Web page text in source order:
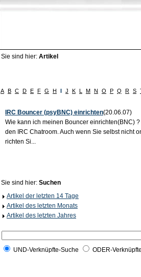
Sie sind hier: Artikel
A B C D E F G H I J K L M N O P Q R S
IRC Bouncer (psyBNC) einrichten(20.06.07)
Wie kann ich meinen Bouncer einrichten(BNC)
den IRC Chatroom. Auch wenn Sie selbst nicht
richten Si...
Sie sind hier: Suchen
Artikel der letzten 14 Tage
Artikel des letzten Monats
Artikel des letzten Jahres
UND-Verknüpfte-Suche ODER-